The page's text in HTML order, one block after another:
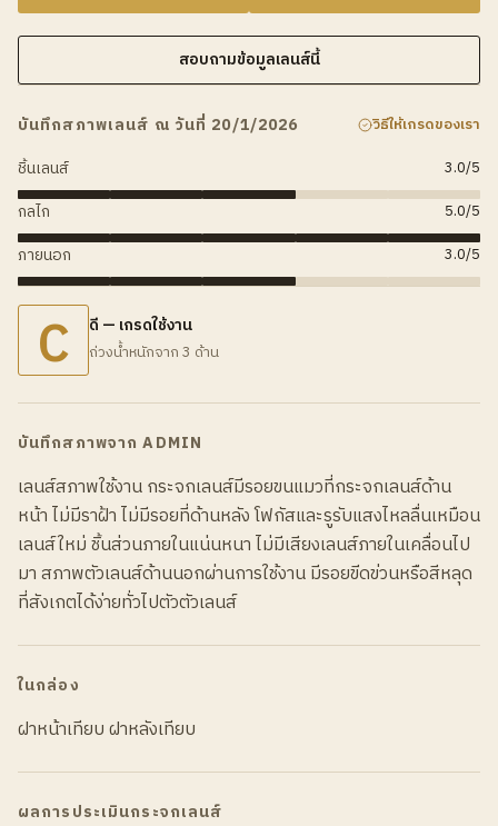
สอบถามข้อมูลเลนส์นี้
บันทึกสภาพเลนส์ ณ วันที่ 20/1/2026 วิธีให้เกรดของเรา
ชิ้นเลนส์ 3.0/5
กลไก 5.0/5
ภายนอก 3.0/5
C ดี — เกรดใช้งาน
ถ่วงน้ำหนักจาก 3 ด้าน
บันทึกสภาพจาก ADMIN
เลนส์สภาพใช้งาน กระจกเลนส์มีรอยขนแมวที่กระจกเลนส์ด้าน
หน้า ไม่มีราฝ้า ไม่มีรอยที่ด้านหลัง โฟกัสและรูรับแสงไหลลื่นเหมือน
เลนส์ใหม่ ชิ้นส่วนภายในแน่นหนา ไม่มีเสียงเลนส์ภายในเคลื่อนไป
มา สภาพตัวเลนส์ด้านนอกผ่านการใช้งาน มีรอยขีดข่วนหรือสีหลุด
ที่สังเกตได้ง่ายทั่วไปตัวตัวเลนส์
ในกล่อง
ฝาหน้าเทียบ ฝาหลังเทียบ
ผลการประเมินกระจกเลนส์